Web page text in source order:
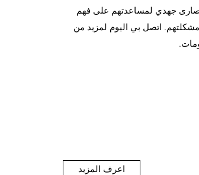
جهدي لمساعدتهم على فهم
اتصل بي اليوم لمزيد من
اعرف المزيد